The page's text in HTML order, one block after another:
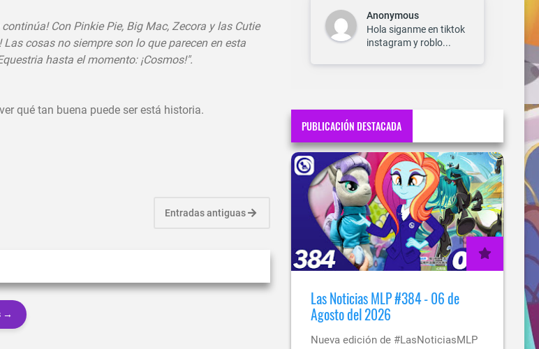
Con Pinkie Pie, Big Mac, Zecora y las Cutie
Las cosas no siempre son lo que parecen en esta
hasta el momento: ¡Cosmos!".
qué tan buena puede ser está historia.
Entradas antiguas
→
Anonymous
Hola siganme en tiktok
instagram y roblo...
PUBLICACIÓN DESTACADA
Las Noticias MLP #384 - 06 de
Agosto del 2026
Nueva edición de #LasNoticiasMLP